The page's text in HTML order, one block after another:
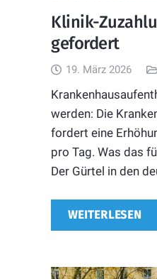
Klinik-
gefordert
19. März 2026
werden: Die
fordert eine
pro Tag. Was das
Der Gürtel in den
WEITERLESEN